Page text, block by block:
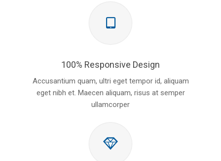
100% Responsive Design
Accusantium quam, ultri eget tempor id, aliquam
eget nibh et. Maecen aliquam, risus at semper
ullamcorper